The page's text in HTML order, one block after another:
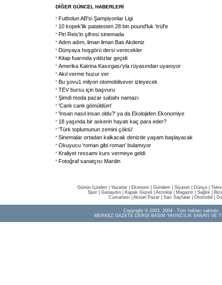
DİĞER GÜNCEL HABERLERİ
Futbolun AB'si Şampiyonlar Ligi
10 kopek'lik patatesten 28 bin pound'luk 'trüf'e
Piri Reis'in şifresi sinemada
Adım adım, liman liman Batı Akdeniz
Dünyaya hoşgörü dersi verecekler
Kitap fuarında yıldızlar geçidi
Amerika Katrina Kasırgası'yla rüyasından uyanıyor
Akıl verme huzur ver
Bu şovu1 milyon otomobilsever izleyecek
TEV bursu için başvuru
Şimdi moda pazar sabahı namazı
'Canlı canlı gömüldüm'
'İnsan nasıl insan oldu?' ya da Ekolojiden Ekonomiye
18 yaşında bir askerin hayatı kaç para eder?
'Türk toplumunun zemini çöktü'
Sinemalar ortadan kalkacak denizde yaşam başlayacak
Okuyucu 'roman gibi roman' bulamıyor
Kraliyet ressamı kurs vermeye geldi
Fotoğraf sanatçısı Mardin
Günün İçinden Yazarlar Ekonomi Gündem Siyaset Dünya |
Spor
Günaydın Kapak Güzeli Astroloji Magazin Sağlık
Cumartesi| Aktüel Pazar| Sarı Sayfalar| Otomobil
Copyright © 2003, 2004 - Tüm hakları saklıdır.
MERKEZ GAZETE DERGİ BASIM YAYINCILIK SANAYİ VE